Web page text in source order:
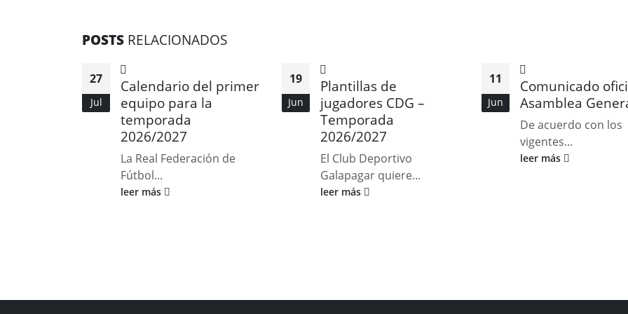
POSTS RELACIONADOS
27
Jul
Calendario del primer
equipo para la
temporada
2026/2027
La Real Federación de
Fútbol...
leer más
19
Jun
Plantillas de
jugadores CDG –
Temporada
2026/2027
El Club Deportivo
Galapagar quiere...
leer más
11
Jun
Comunicado
Asamblea
De acuerdo con los
vigentes...
leer más